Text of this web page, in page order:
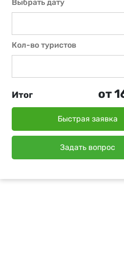
Выбрать дату
Кол-во туристов
Итог от
Быстрая заявка
Задать вопрос